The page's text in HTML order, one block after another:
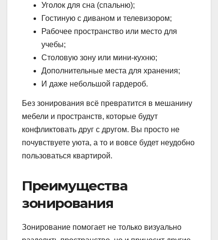
Уголок для сна (спальню);
Гостиную с диваном и телевизором;
Рабочее пространство или место для
учебы;
Столовую зону или мини-кухню;
Дополнительные места для хранения;
И даже небольшой гардероб.
Без зонирования всё превратится в мешанину
мебели и пространств, которые будут
конфликтовать друг с другом. Вы просто не
почувствуете уюта, а то и вовсе будет неудобно
пользоваться квартирой.
Преимущества
зонирования
Зонирование помогает не только визуально